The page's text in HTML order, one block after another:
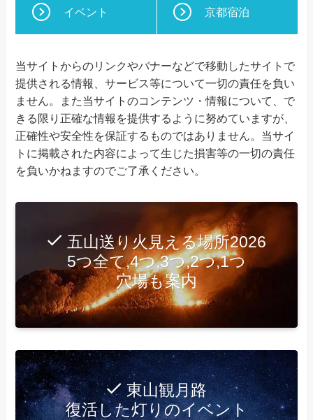
イベント 京都宿泊
当サイトからのリンクやバナーなどで移動したサイトで
提供される情報、サービス等について一切の責任を負い
ません。また当サイトのコンテンツ・情報について、で
きる限り正確な情報を提供するように努めていますが、
正確性や安全性を保証するものではありません。当サイ
トに掲載された内容によって生じた損害等の一切の責任
を負いかねますのでご了承ください。
五山送り火見える場所2026
5つ全て,4つ,3つ,2つ,1つ
穴場も案内
東山観月路
復活した灯りのイベント